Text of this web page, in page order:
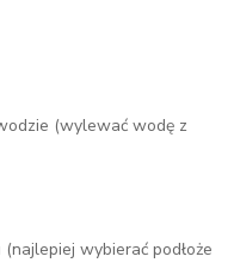
(wylewać wodę z
wybierać podłoże